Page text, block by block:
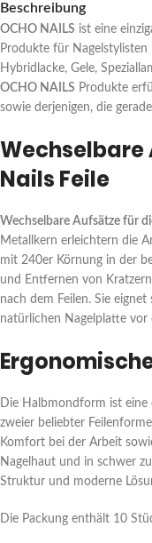
Beschreibung
OCHO NAILS ist eine
Produkte für
Hybridlacke, Gele,
OCHO NAILS Produkte
sowie derjenigen, die
Wechselbare
Nails Feile
Wechselbare Aufsätze für
Metallkern erleichtern die
mit 240er Körnung in der
und Entfernen von
nach dem Feilen. Sie
natürlichen Nagelplatte vor
Die Halbmondform ist eine
zweier beliebter
Komfort bei der Arbeit
Nagelhaut und in schwer
Struktur und moderne
Die Packung enthält 10